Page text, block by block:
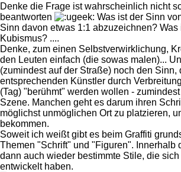
Denke die Frage ist wahrscheinlich nicht
beantworten
Was ist der Sinn
Sinn davon etwas 1:1 abzuzeichnen? Was
Kubismus? ....
Denke, zum einen Selbstverwirklichung,
den Leuten einfach (die sowas malen)...
(zumindest auf der Straße) noch den Sinn,
entsprechenden Künstler durch
(Tag) "berühmt" werden wollen -
Szene. Manchen geht es darum ihren
möglichst unmöglichen Ort zu platzieren,
bekommen.
Soweit ich weißt gibt es beim Graffiti
Themen "Schrift" und "Figuren". Innerhalb
dann auch wieder bestimmte Stile, die
entwickelt haben.